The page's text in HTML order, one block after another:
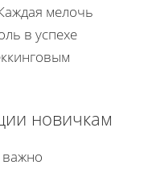
мелочь
в успехе
новичкам
важно